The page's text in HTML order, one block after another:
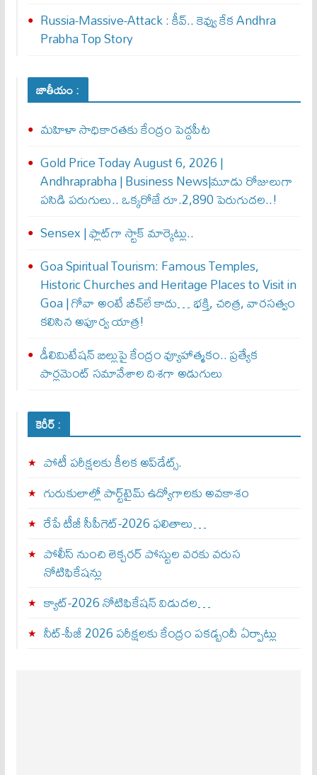
Russia-Massive-Attack : కీవ్‌.. కెవ్వు కేక‌ Andhra
Prabha Top Story
జాతీయం :
మహిళా సాధికారతకు కేంద్రం పెద్దపీట
Gold Price Today August 6, 2026 |
Andhraprabha | Business News|మూడు రోజులుగా
పసిడి పరుగులు.. ఒక్కరోజే రూ.2,890 పెరుగుద‌ల‌..!
Sensex | ఫ్లాట్‌గా స్టాక్ మార్కెట్లు..
Goa Spiritual Tourism: Famous Temples,
Historic Churches and Heritage Places to Visit in
Goa | గోవా అంటే బీచ్‌లే కాదు… భక్తి, చరిత్ర, వారసత్వం
కలిసిన అపూర్వ యాత్ర!
డీలిమిటేషన్ బిల్లుపై కేంద్రం వ్యూహాత్మకం.. ప్రత్యేక
పార్లమెంట్ సమావేశాల దిశగా అడుగులు
కెరీర్ :
పోటీ పరీక్షలకు కీలక అప్‌డేట్స్.
గురుకులాల్లో పార్ట్‌టైమ్ ఉద్యోగాలకు అవకాశం
రేపే టీజీ సీపీగెట్‌-2026 ఫలితాలు…
పోలీస్ నుంచి లెక్చరర్ పోస్టుల వరకు వరుస
నోటిఫికేషన్లు
క్యాట్-2026 నోటిఫికేషన్ విడుదల…
నీట్-పీజీ 2026 పరీక్షలకు కేంద్రం పకడ్బందీ ఏర్పాట్లు